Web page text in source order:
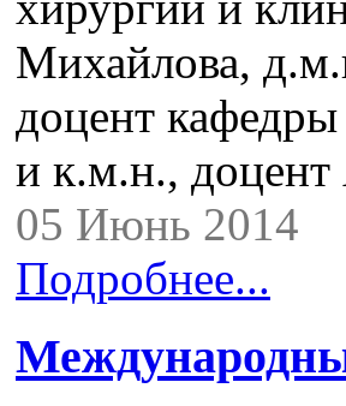
Михайлова,
доцент
и к.м.н.,
05 Июнь 2014
Подробнее...